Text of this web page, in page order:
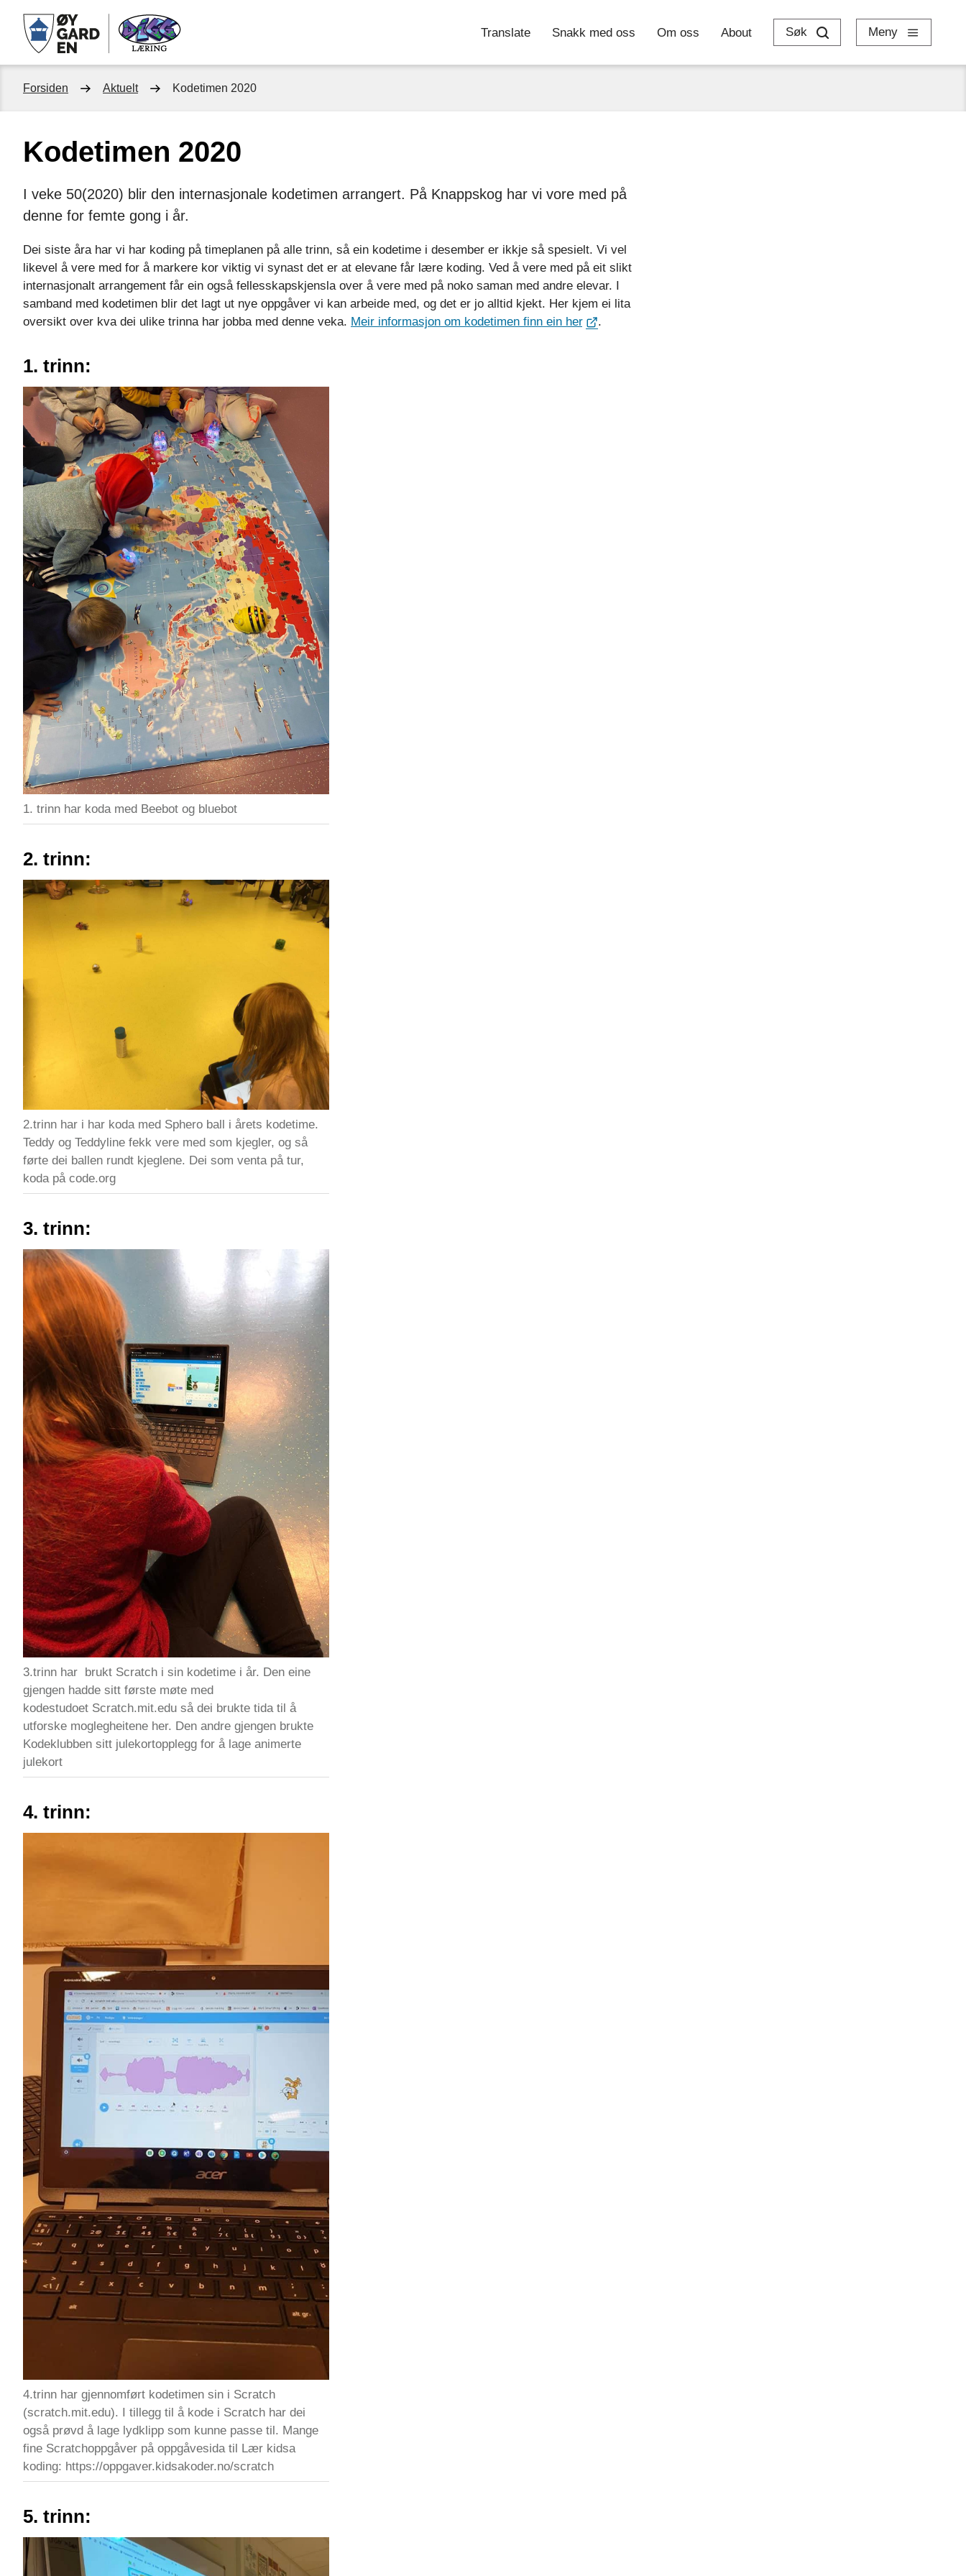
Digg
læring
Translate Snakk med oss Om oss About Søk Meny
Du
her:
Forsiden Aktuelt Kodetimen 2020
Kodetimen 2020
I veke 50(2020) blir den internasjonale kodetimen arrangert. På Knappskog har vi vore med på
denne for femte gong i år.
Dei siste åra har vi har koding på timeplanen på alle trinn, så ein kodetime i desember er ikkje så spesielt. Vi vel
likevel å vere med for å markere kor viktig vi synast det er at elevane får lære koding. Ved å vere med på eit slikt
internasjonalt arrangement får ein også fellesskapskjensla over å vere med på noko saman med andre elevar. I
samband med kodetimen blir det lagt ut nye oppgåver vi kan arbeide med, og det er jo alltid kjekt. Her kjem ei lita
oversikt over kva dei ulike trinna har jobba med denne veka. Meir informasjon om kodetimen finn ein her .
1. trinn:
​​​​​​​1. trinn har koda med Beebot og bluebot
2. trinn:
2.trinn har i har koda med Sphero ball i årets kodetime.
Teddy og Teddyline fekk vere med som kjegler, og så
førte dei ballen rundt kjeglene. Dei som venta på tur,
koda på code.org
3. trinn:
3.trinn har brukt Scratch i sin kodetime i år. Den eine
gjengen hadde sitt første møte med
kodestudoet Scratch.mit.edu så dei brukte tida til å
utforske moglegheitene her. Den andre gjengen brukte
Kodeklubben sitt julekortopplegg for å lage animerte
julekort
4. trinn:
4.trinn har gjennomført kodetimen sin i Scratch
(scratch.mit.edu). I tillegg til å kode i Scratch har dei
også prøvd å lage lydklipp som kunne passe til. Mange
fine Scratchoppgåver på oppgåvesida til Lær kidsa
koding: https://oppgaver.kidsakoder.no/scratch
5. trinn: